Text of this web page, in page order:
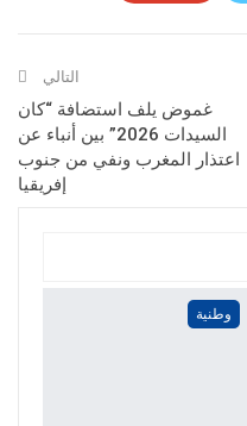
التالي
غموض يلف استضافة “كان
السيدات 2026” بين أنباء عن
اعتذار المغرب ونفي من جنوب
إفريقيا
وطنية